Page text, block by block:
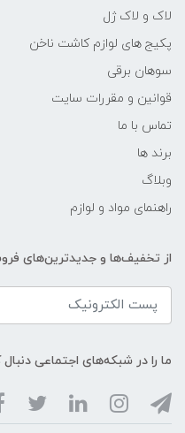
لاک و لاک ژل
پکیج های لوازم کاشت ناخن
سوهان برقی
قوانین و مقررات سایت
تماس با ما
برند ها
وبلاگ
راهنمای مواد و لوازم
از تخفیف‌ها و جدیدترین‌های
ما را در شبکه‌های اجتماعی دنبال